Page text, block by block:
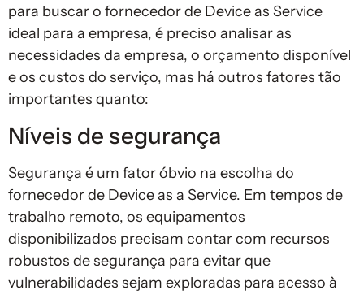
para buscar o fornecedor de Device as Service
ideal para a empresa, é preciso analisar as
necessidades da empresa, o orçamento disponível
e os custos do serviço, mas há outros fatores tão
importantes quanto:
Níveis de segurança
Segurança é um fator óbvio na escolha do
fornecedor de Device as a Service. Em tempos de
trabalho remoto, os equipamentos
disponibilizados precisam contar com recursos
robustos de segurança para evitar que
vulnerabilidades sejam exploradas para acesso à